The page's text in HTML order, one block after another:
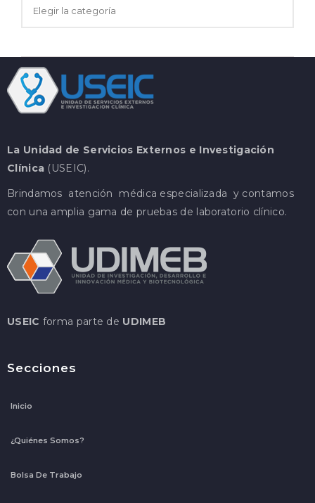
La Unidad de Servicios Externos e Investigación
Clínica (USEIC).
Brindamos atención médica especializada y contamos
con una amplia gama de pruebas de laboratorio clínico.
USEIC forma parte de UDIMEB
Secciones
Inicio
¿Quiénes Somos?
Bolsa De Trabajo